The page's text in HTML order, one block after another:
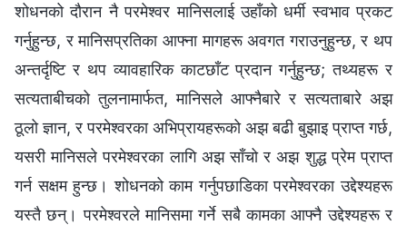
शोधनको दौरान नै परमेश्‍वर मानिसलाई उहाँको धर्मी स्वभाव प्रकट
गर्नुहुन्छ, र मानिसप्रतिका आफ्ना मागहरू अवगत गराउनुहुन्छ, र थप
अन्तर्दृष्टि र थप व्यावहारिक काटछाँट प्रदान गर्नुहुन्छ; तथ्यहरू र
सत्यताबीचको तुलनामार्फत, मानिसले आफ्नैबारे र सत्यताबारे अझ
ठूलो ज्ञान, र परमेश्‍वरका अभिप्रायहरूको अझ बढी बुझाइ प्राप्त गर्छ,
यसरी मानिसले परमेश्‍वरका लागि अझ साँचो र अझ शुद्ध प्रेम प्राप्त
गर्न सक्षम हुन्छ। शोधनको काम गर्नुपछाडिका परमेश्‍वरका उद्देश्यहरू
यस्तै छन्। परमेश्‍वरले मानिसमा गर्ने सबै कामका आफ्नै उद्देश्यहरू र